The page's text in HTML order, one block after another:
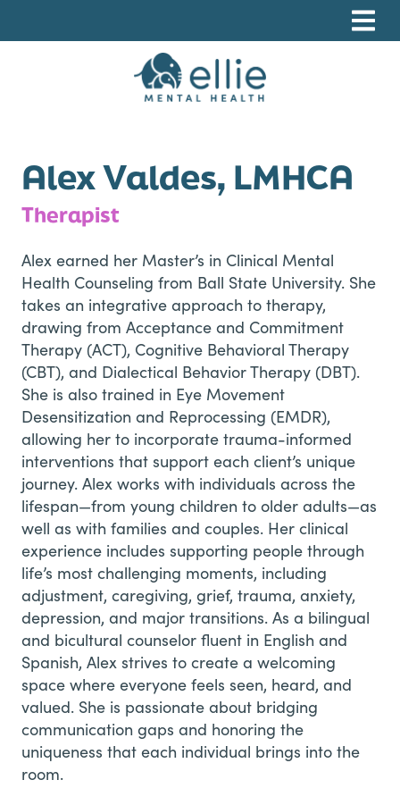
Alex Valdes, LMHCA
Therapist
Alex earned her Master’s in Clinical Mental
Health Counseling from Ball State University. She
takes an integrative approach to therapy,
drawing from Acceptance and Commitment
Therapy (ACT), Cognitive Behavioral Therapy
(CBT), and Dialectical Behavior Therapy (DBT).
She is also trained in Eye Movement
Desensitization and Reprocessing (EMDR),
allowing her to incorporate trauma-informed
interventions that support each client’s unique
journey. Alex works with individuals across the
lifespan—from young children to older adults—as
well as with families and couples. Her clinical
experience includes supporting people through
life’s most challenging moments, including
adjustment, caregiving, grief, trauma, anxiety,
depression, and major transitions. As a bilingual
and bicultural counselor fluent in English and
Spanish, Alex strives to create a welcoming
space where everyone feels seen, heard, and
valued. She is passionate about bridging
communication gaps and honoring the
uniqueness that each individual brings into the
room.